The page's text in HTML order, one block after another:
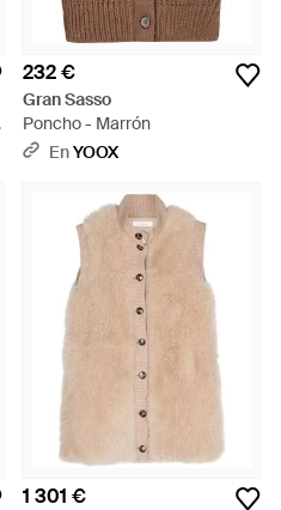
232 €
Gran Sasso
Poncho - Marrón
EnYOOX
1 301 €